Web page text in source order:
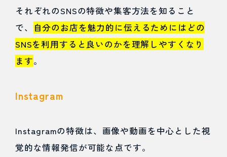
それぞれのSNSの特徴や集客方法を知ること
で、
自分のお店を魅力的に伝えるためにはどの
SNSを利用すると良いのかを理解しやすくなり
ます。
Instagram
Instagramの特徴は、画像や動画を中心とした視
覚的な情報発信が可能な点です。